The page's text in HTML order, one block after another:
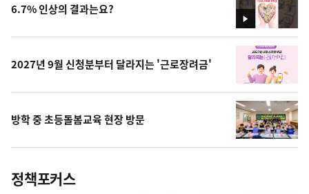
영
상
6.7% 인상의 결과는요?
2027년 9월 신청분부터 달라지는 '근로장려금'
방학 중 초등돌봄교육 현장 방문
정책포커스